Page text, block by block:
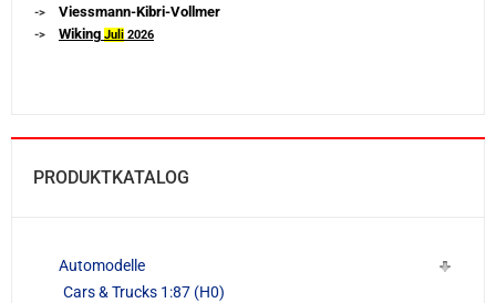
-> Viessmann-Kibri-Vollmer
-> Wiking Juli 2026
PRODUKTKATALOG
Automodelle
Cars & Trucks 1:87 (H0)